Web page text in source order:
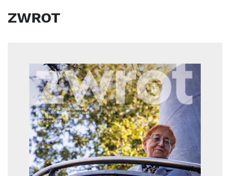
ZWROT